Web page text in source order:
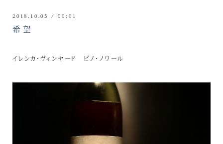
2018.10.05 / 00:01
希望
イレンカ・ヴィンヤード ピノ・ノワール